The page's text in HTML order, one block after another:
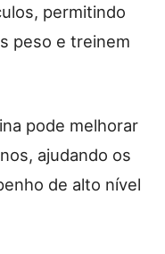
permitindo
peso e treinem
pode melhorar
ajudando os
de alto nível